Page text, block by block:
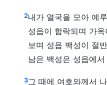
2내가 열국을 모아 예
성읍이 함락되며 가
보며 성읍 백성이 절
남은 백성은 성읍에
3그 때에 여호와께서